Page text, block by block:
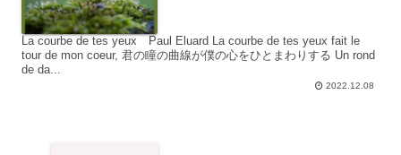
La courbe de tes yeux Paul Eluard La courbe de tes yeux fait le
tour de mon coeur, 君の瞳の曲線が僕の心をひとまわりする Un rond
de da...
2022.12.08